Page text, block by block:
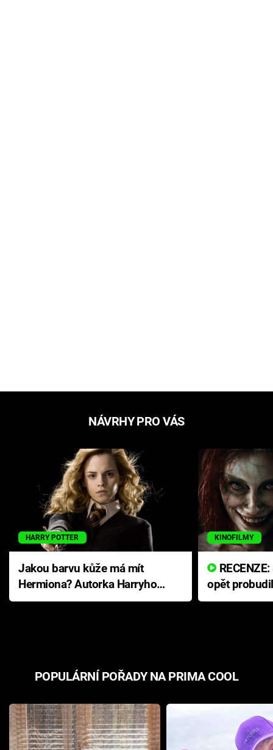
NÁVRHY PRO VÁS
HARRY POTTER
Jakou barvu kůže má mít
Hermiona? Autorka Harryho
Pottera přišla s ráznou
KINOFILMY
opět
přichází s
POPULÁRNÍ POŘADY NA PRIMA COOL